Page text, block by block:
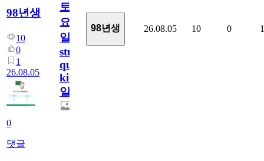
98년생
10
0
1
26.08.05
0
댓글
토
요
일/English
study
quiz
king774
일
98년생 26.08.05 10 0 1